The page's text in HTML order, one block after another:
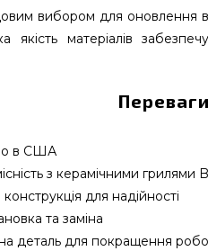
вибором для оновлення
якість матеріалів
Переваги
в США
з керамічними грилями
для надійності
та заміна
деталь для покращення